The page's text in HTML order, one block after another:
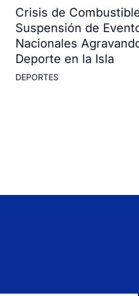
Crisis de
Suspensión de
Nacionales
Deporte en la Isla
DEPORTES